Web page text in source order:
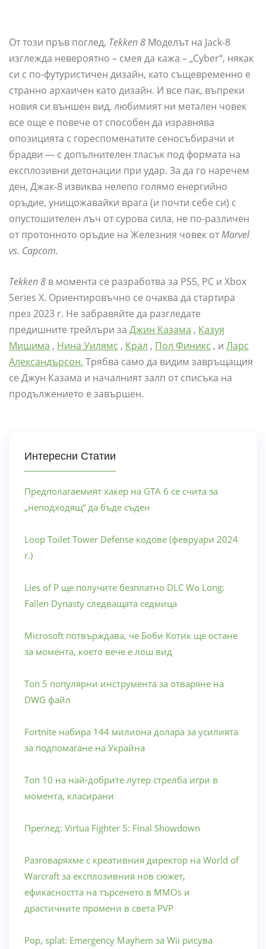
От този пръв поглед, Tekken 8 Моделът на Jack-8
изглежда невероятно – смея да кажа – „Cyber“, някак
си с по-футуристичен дизайн, като същевременно е
странно архаичен като дизайн. И все пак, въпреки
новия си външен вид, любимият ни метален човек
все още е повече от способен да изравнява
опозицията с гореспоменатите сеносъбирачи и
брадви — с допълнителен тласък под формата на
експлозивни детонации при удар. За да го наречем
ден, Джак-8 извиква нелепо голямо енергийно
оръдие, унищожавайки врага (и почти себе си) с
опустошителен лъч от сурова сила, не по-различен
от протонното оръдие на Железния човек отMarvel
vs. Capcom.
Tekken 8 в момента се разработва за PS5, PC и Xbox
Series X. Ориентировъчно се очаква да стартира
през 2023 г. Не забравяйте да разгледате
предишните трейлъри за Джин Казама , Казуя
Мишима , Нина Уилямс , Крал , Пол Финикс , и Ларс
Александърсон. Трябва само да видим завръщащия
се Джун Казама и началният залп от списъка на
продължението е завършен.
Интересни Статии
Предполагаемият хакер на GTA 6 се счита за
„неподходящ“ да бъде съден
Loop Toilet Tower Defense кодове (февруари 2024
г.)
Lies of P ще получите безплатно DLC Wo Long:
Fallen Dynasty следващата седмица
Microsoft потвърждава, че Боби Котик ще остане
за момента, което вече е лош вид
Топ 5 популярни инструмента за отваряне на
DWG файл
Fortnite набира 144 милиона долара за усилията
за подпомагане на Украйна
Топ 10 на най-добрите лутер стрелба игри в
момента, класирани
Преглед: Virtua Fighter 5: Final Showdown
Разговаряхме с креативния директор на World of
Warcraft за експлозивния нов сюжет,
ефикасността на търсенето в MMOs и
драстичните промени в света PVP
Pop, splat: Emergency Mayhem за Wii рисува